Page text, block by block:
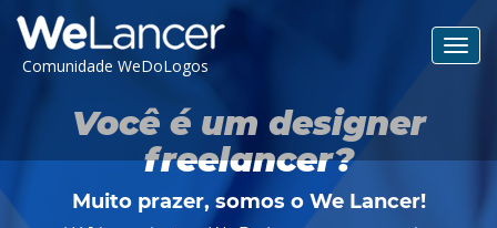
Comunidade WeDoLogos
Você é um designer
freelancer?
Muito prazer, somos o We Lancer!